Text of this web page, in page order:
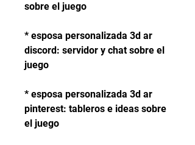
sobre el juego
* esposa personalizada 3d ar
discord: servidor y chat sobre el
juego
* esposa personalizada 3d ar
pinterest: tableros e ideas sobre
el juego